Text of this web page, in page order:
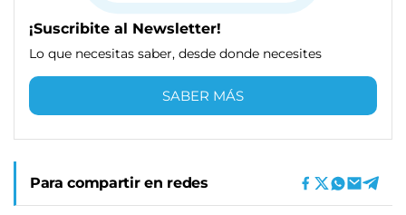
¡Suscribite al Newsletter!
Lo que necesitas saber, desde donde necesites
SABER MÁS
Para compartir en redes